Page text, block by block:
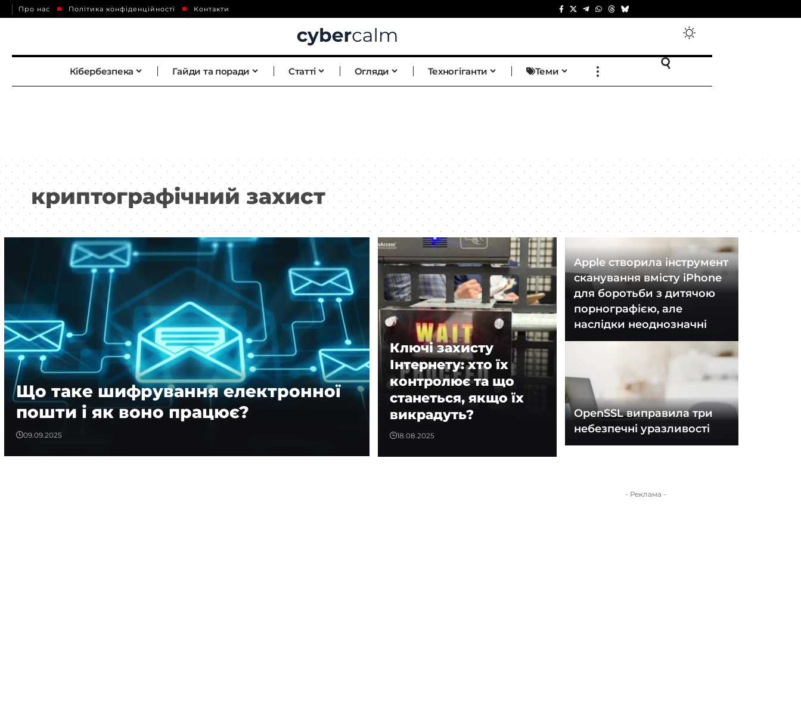
Про нас Політика конфіденційності Контакти
Кібербезпека Гайди та поради Статті Огляди Техногіганти Теми
криптографічний захист
Що таке шифрування електронної
пошти і як воно працює?
09.09.2025
Ключі захисту
Інтернету: хто їх
контролює та що
станеться, якщо їх
викрадуть?
18.08.2025
Apple створила інструмент
сканування вмісту iPhone
для боротьби з дитячою
порнографією, але
наслідки неоднозначні
OpenSSL виправила три
небезпечні уразливості
- Реклама -